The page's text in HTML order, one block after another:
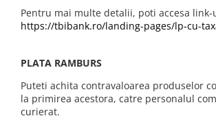
Pentru mai multe detalii, poti accesa
https://tbibank.ro/landing-pages/lp-cu-
PLATA RAMBURS
Puteti achita contravaloarea produselor
la primirea acestora, catre personalul
curierat.